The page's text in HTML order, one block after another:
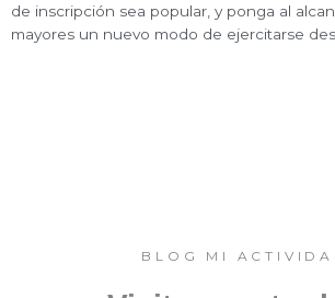
de inscripción sea popular, y ponga al
mayores un nuevo modo de ejercitarse
BLOG MI